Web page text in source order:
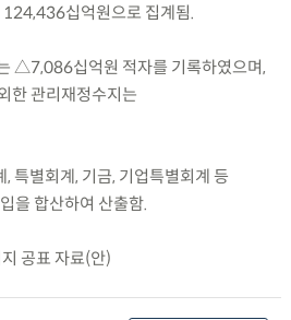
십억원으로 집계됨.
△7,086십억원 적자를 기록하였으며,
한 관리재정수지는
특별회계, 기금, 기업특별회계 등
을 합산하여 산출함.
공표 자료(안)